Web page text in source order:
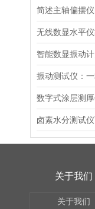
简述主轴偏摆
无线数显水平
关于我们
关于我们